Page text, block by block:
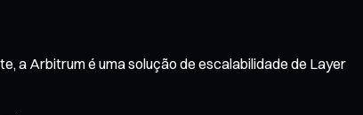
a Arbitrum é uma solução de escalabilidade de Layer